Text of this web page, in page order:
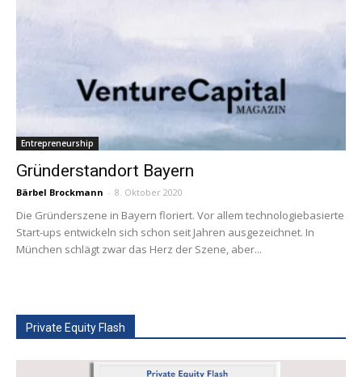
Entrepreneurship
Gründerstandort Bayern
Bärbel Brockmann - 8. Oktober 2020
Die Gründerszene in Bayern floriert. Vor allem technologiebasierte
Start-ups entwickeln sich schon seit Jahren ausgezeichnet. In
München schlägt zwar das Herz der Szene, aber...
Private Equity Flash